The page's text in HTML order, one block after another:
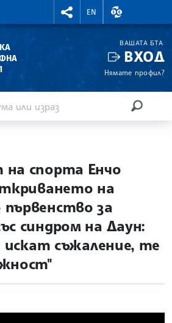
RIGHTMENU.SOCIAL
EN
ВАЛУТНИ
ВАШАТА БТА
ВХОД
Нямате профил?
спорта Енчо
на
за
синдром на Даун:
искат съжаление, те